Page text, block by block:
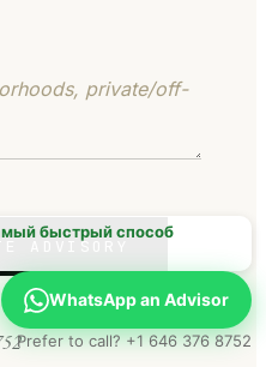
ADVISORY
быстрый способ
WhatsApp an Advisor
Prefer to call? +1 646 376 8752